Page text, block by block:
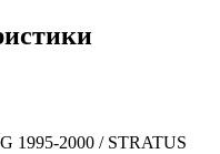
1995-2000 / STRATUS